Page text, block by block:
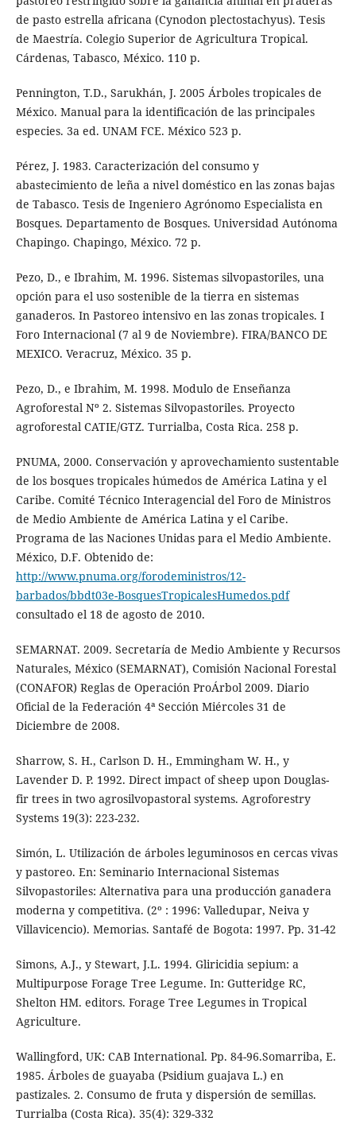
de pasto estrella africana (Cynodon plectostachyus). Tesis
de Maestría. Colegio Superior de Agricultura Tropical.
Cárdenas, Tabasco, México. 110 p.
Pennington, T.D., Sarukhán, J. 2005 Árboles tropicales de
México. Manual para la identificación de las principales
especies. 3a ed. UNAM FCE. México 523 p.
Pérez, J. 1983. Caracterización del consumo y
abastecimiento de leña a nivel doméstico en las zonas bajas
de Tabasco. Tesis de Ingeniero Agrónomo Especialista en
Bosques. Departamento de Bosques. Universidad Autónoma
Chapingo. Chapingo, México. 72 p.
Pezo, D., e Ibrahim, M. 1996. Sistemas silvopastoriles, una
opción para el uso sostenible de la tierra en sistemas
ganaderos. In Pastoreo intensivo en las zonas tropicales. I
Foro Internacional (7 al 9 de Noviembre). FIRA/BANCO DE
MEXICO. Veracruz, México. 35 p.
Pezo, D., e Ibrahim, M. 1998. Modulo de Enseñanza
Agroforestal Nº 2. Sistemas Silvopastoriles. Proyecto
agroforestal CATIE/GTZ. Turrialba, Costa Rica. 258 p.
PNUMA, 2000. Conservación y aprovechamiento sustentable
de los bosques tropicales húmedos de América Latina y el
Caribe. Comité Técnico Interagencial del Foro de Ministros
de Medio Ambiente de América Latina y el Caribe.
Programa de las Naciones Unidas para el Medio Ambiente.
México, D.F. Obtenido de:
http://www.pnuma.org/forodeministros/12-
barbados/bbdt03e-BosquesTropicalesHumedos.pdf
consultado el 18 de agosto de 2010.
SEMARNAT. 2009. Secretaría de Medio Ambiente y Recursos
Naturales, México (SEMARNAT), Comisión Nacional Forestal
(CONAFOR) Reglas de Operación ProÁrbol 2009. Diario
Oficial de la Federación 4ª Sección Miércoles 31 de
Diciembre de 2008.
Sharrow, S. H., Carlson D. H., Emmingham W. H., y
Lavender D. P. 1992. Direct impact of sheep upon Douglas-
fir trees in two agrosilvopastoral systems. Agroforestry
Systems 19(3): 223-232.
Simón, L. Utilización de árboles leguminosos en cercas vivas
y pastoreo. En: Seminario Internacional Sistemas
Silvopastoriles: Alternativa para una producción ganadera
moderna y competitiva. (2º : 1996: Valledupar, Neiva y
Villavicencio). Memorias. Santafé de Bogota: 1997. Pp. 31-42
Simons, A.J., y Stewart, J.L. 1994. Gliricidia sepium: a
Multipurpose Forage Tree Legume. In: Gutteridge RC,
Shelton HM. editors. Forage Tree Legumes in Tropical
Agriculture.
Wallingford, UK: CAB International. Pp. 84-96.Somarriba, E.
1985. Árboles de guayaba (Psidium guajava L.) en
pastizales. 2. Consumo de fruta y dispersión de semillas.
Turrialba (Costa Rica). 35(4): 329-332